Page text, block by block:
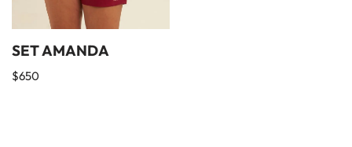
SET AMANDA
$650